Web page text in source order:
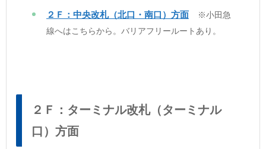
２Ｆ：中央改札（北口・南口）方面
※小田急
線へはこちらから。バリアフリールートあり。
２Ｆ：ターミナル改札（ターミナル
口）方面